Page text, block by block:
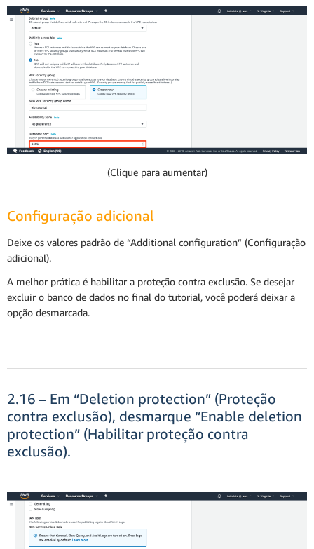
(Clique para aumentar)
Configuração adicional
Deixe os valores padrão de “Additional configuration” (Configuração
adicional).
A melhor prática é habilitar a proteção contra exclusão. Se desejar
excluir o banco de dados no final do tutorial, você poderá deixar a
opção desmarcada.
2.16 – Em “Deletion protection” (Proteção
contra exclusão), desmarque “Enable deletion
protection” (Habilitar proteção contra
exclusão).